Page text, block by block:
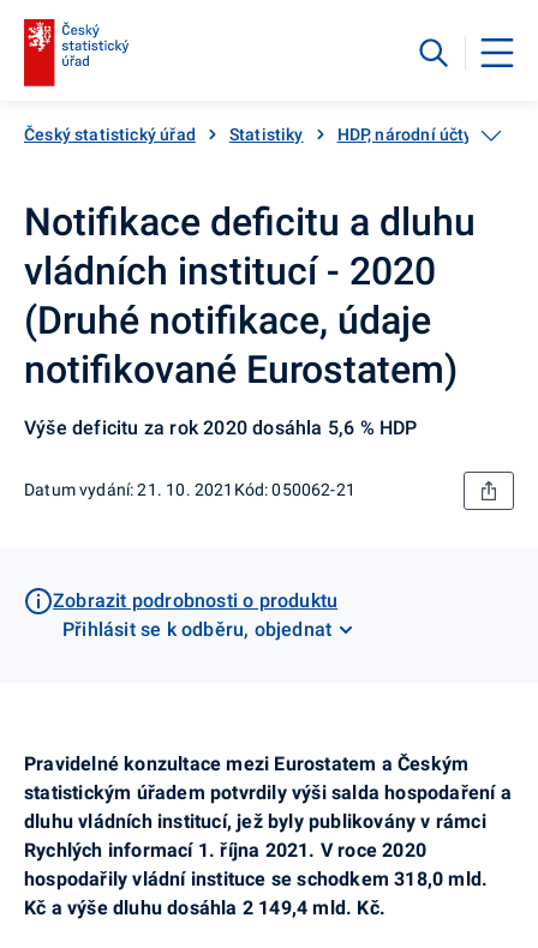
Český statistický úřad Statistiky HDP, národní účty
Notifikace deficitu a dluhu
vládních institucí - 2020
(Druhé notifikace, údaje
notifikované Eurostatem)
Výše deficitu za rok 2020 dosáhla 5,6 % HDP
Datum vydání: 21. 10. 2021 Kód: 050062-21
Zobrazit podrobnosti o produktu
Přihlásit se k odběru, objednat
Pravidelné konzultace mezi Eurostatem a Českým
statistickým úřadem potvrdily výši salda hospodaření a
dluhu vládních institucí, jež byly publikovány v rámci
Rychlých informací 1. října 2021. V roce 2020
hospodařily vládní instituce se schodkem 318,0 mld.
Kč a výše dluhu dosáhla 2 149,4 mld. Kč.